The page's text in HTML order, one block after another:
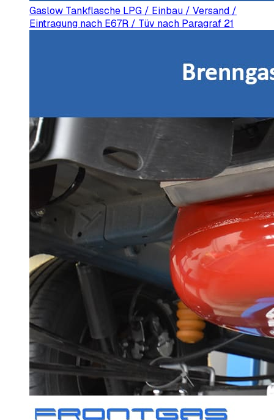
Gaslow Tankflasche LPG / Einbau / Versand /
Eintragung nach E67R / Tüv nach Paragraf 21